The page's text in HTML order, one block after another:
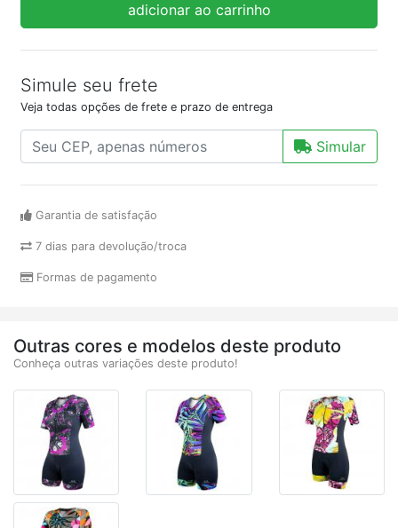
adicionar ao carrinho
Simule seu frete
Veja todas opções de frete e prazo de entrega
Simular
Garantia de satisfação
7 dias para devolução/troca
Formas de pagamento
Outras cores e modelos deste produto
Conheça outras variações deste produto!